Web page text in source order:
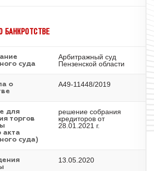
БАНКРОТСТВЕ
суда
Арбитражный суд
Пензенской области
о
А49-11448/2019
для
торгов
акта
суда)
решение собрания
кредиторов от
28.01.2021 г.
13.05.2020